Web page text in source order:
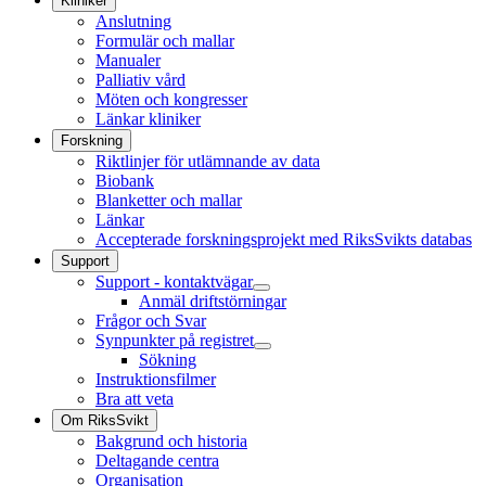
Anslutning
Formulär och mallar
Manualer
Palliativ vård
Möten och kongresser
Länkar kliniker
Forskning
Riktlinjer för utlämnande av data
Biobank
Blanketter och mallar
Länkar
Accepterade forskningsprojekt med RiksSvikts databas
Support
Support - kontaktvägar
Anmäl driftstörningar
Frågor och Svar
Synpunkter på registret
Sökning
Instruktionsfilmer
Bra att veta
Om RiksSvikt
Bakgrund och historia
Deltagande centra
Organisation